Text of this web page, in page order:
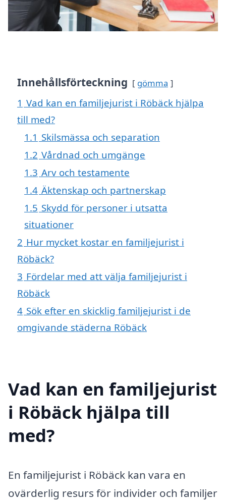
Innehållsförteckning gömma
1 Vad kan en familjejurist i Röbäck hjälpa
till med?
1.1 Skilsmässa och separation
1.2 Vårdnad och umgänge
1.3 Arv och testamente
1.4 Äktenskap och partnerskap
1.5 Skydd för personer i utsatta
situationer
2 Hur mycket kostar en familjejurist i
Röbäck?
3 Fördelar med att välja familjejurist i
Röbäck
4 Sök efter en skicklig familjejurist i de
omgivande städerna Röbäck
Vad kan en familjejurist
i Röbäck hjälpa till
med?
En familjejurist i Röbäck kan vara en
ovärderlig resurs för individer och familjer